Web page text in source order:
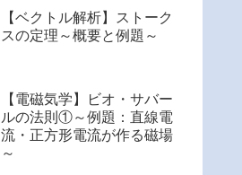
【ベクトル解析】ストーク
スの定理～概要と例題～
【電磁気学】ビオ・サバー
ルの法則①～例題：直線電
流・正方形電流が作る磁場
～